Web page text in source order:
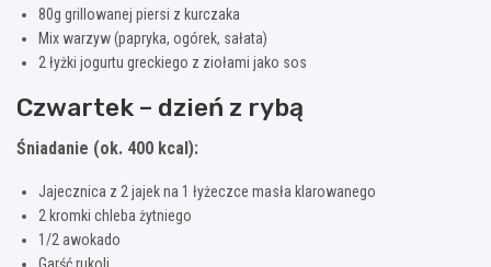
80g grillowanej piersi z kurczaka
Mix warzyw (papryka, ogórek, sałata)
2 łyżki jogurtu greckiego z ziołami jako sos
Czwartek – dzień z rybą
Śniadanie (ok. 400 kcal):
Jajecznica z 2 jajek na 1 łyżeczce masła klarowanego
2 kromki chleba żytniego
1/2 awokado
Garść rukoli